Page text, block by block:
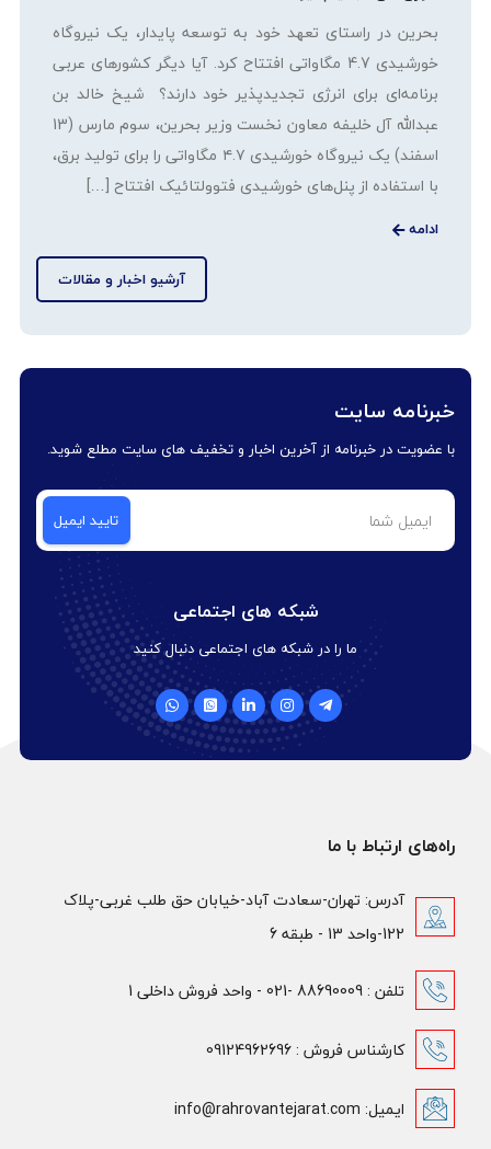
بحرین در راستای تعهد خود به توسعه پایدار، یک نیروگاه
خورشیدی 4.7 مگاواتی افتتاح کرد. آیا دیگر کشورهای عربی
برنامه‌ای برای انرژی تجدیدپذیر خود دارند؟ شیخ خالد بن
عبدالله آل خلیفه معاون نخست وزیر بحرین، سوم مارس (13
اسفند) یک نیروگاه خورشیدی ۴.۷ مگاواتی را برای تولید برق،
با استفاده از پنل‌های خورشیدی فتوولتائیک افتتاح […]
ادامه
آرشیو اخبار و مقالات
خبرنامه سایت
با عضویت در خبرنامه از آخرین اخبار و تخفیف های سایت مطلع شوید.
شبکه های اجتماعی
ما را در شبکه های اجتماعی دنبال کنید
راه‌های ارتباط با ما
آدرس: تهران-سعادت آباد-خیابان حق طلب غربی-پلاک
122-واحد 13 - طبقه 6
تلفن : 88690009 -021 - واحد فروش داخلی 1
کارشناس فروش : 09124962696
ایمیل: info@rahrovantejarat.com